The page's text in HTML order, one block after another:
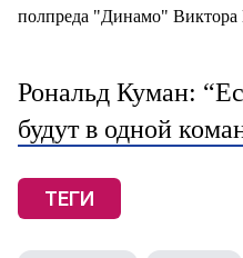
полпреда "Динамо" Виктора
Рональд Куман:
будут в одной
ТЕГИ